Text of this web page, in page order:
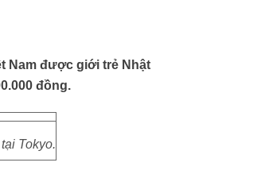
Nam được giới trẻ Nhật
đồng.
Tokyo.